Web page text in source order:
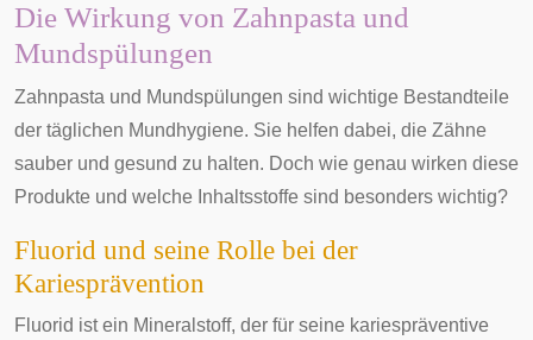
Die Wirkung von Zahnpasta und
Mundspülungen
Zahnpasta und Mundspülungen sind wichtige Bestandteile
der täglichen Mundhygiene. Sie helfen dabei, die Zähne
sauber und gesund zu halten. Doch wie genau wirken diese
Produkte und welche Inhaltsstoffe sind besonders wichtig?
Fluorid und seine Rolle bei der
Kariesprävention
Fluorid ist ein Mineralstoff, der für seine kariespräventive